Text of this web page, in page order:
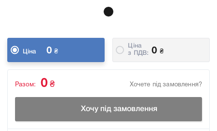
Ціна 0 ₴
Ціна
з ПДВ:
0 ₴
Хочете під замовлення?
Разом: 0 ₴
Хочу під замовлення